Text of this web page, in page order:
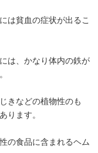
は貧血の症状が出るこ
は、かなり体内の鉄が
きなどの植物性のも
ります。
の食品に含まれるヘム